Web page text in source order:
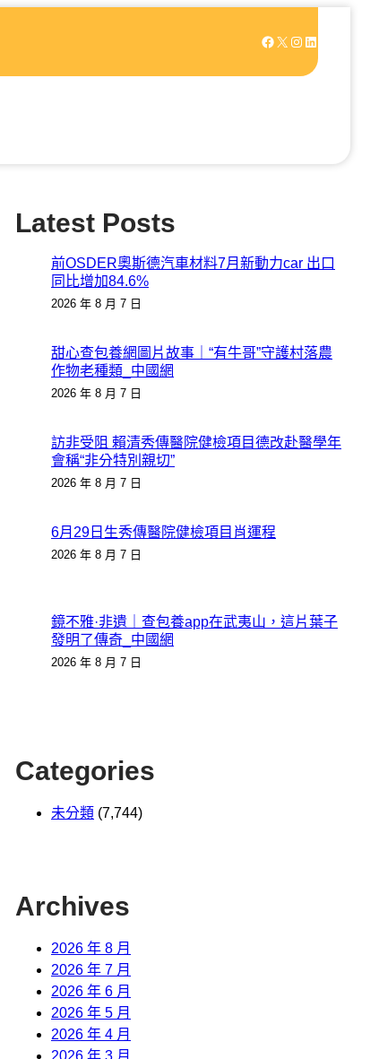
Facebook X Instagram LinkedIn
Latest Posts
前OSDER奧斯德汽車材料7月新動力car 出口
同比增加84.6%
2026 年 8 月 7 日
甜心查包養網圖片故事｜“有牛哥”守護村落農
作物老種類_中國網
2026 年 8 月 7 日
訪非受阻 賴清秀傳醫院健檢項目德改赴醫學年
會稱“非分特別親切”
2026 年 8 月 7 日
6月29日生秀傳醫院健檢項目肖運程
2026 年 8 月 7 日
鏡不雅·非遺｜查包養app在武夷山，這片葉子
發明了傳奇_中國網
2026 年 8 月 7 日
Categories
未分類 (7,744)
Archives
2026 年 8 月
2026 年 7 月
2026 年 6 月
2026 年 5 月
2026 年 4 月
2026 年 3 月